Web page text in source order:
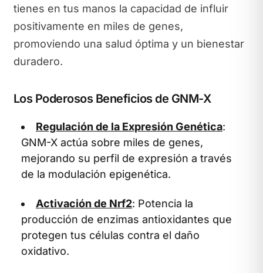
tienes en tus manos la capacidad de influir
positivamente en miles de genes,
promoviendo una salud óptima y un bienestar
duradero.
Los Poderosos Beneficios de GNM-X
Regulación de la Expresión Genética:
GNM-X actúa sobre miles de genes,
mejorando su perfil de expresión a través
de la modulación epigenética.
Activación de Nrf2: Potencia la
producción de enzimas antioxidantes que
protegen tus células contra el daño
oxidativo.